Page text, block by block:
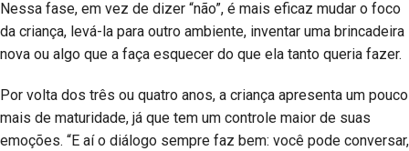
Nessa fase, em vez de dizer “não”, é mais eficaz mudar o foco
da criança, levá-la para outro ambiente, inventar uma brincadeira
nova ou algo que a faça esquecer do que ela tanto queria fazer.
Por volta dos três ou quatro anos, a criança apresenta um pouco
mais de maturidade, já que tem um controle maior de suas
emoções. “E aí o diálogo sempre faz bem: você pode conversar,